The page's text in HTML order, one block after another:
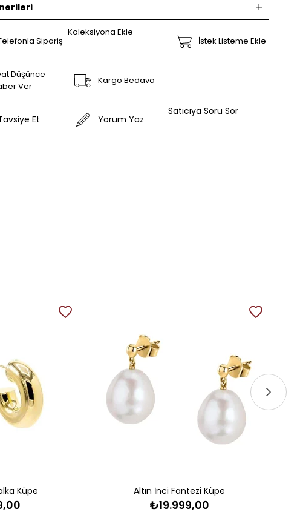
Sipariş
Koleksiyona Ekle
İstek Listeme Ekle
Düşünce
Ver
Kargo Bedava
Et Yorum Yaz
Satıcıya Soru Sor
Küpe Altın İnci Fantezi Küpe
₺19.999,00